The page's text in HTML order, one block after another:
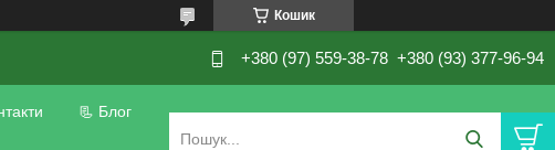
Кошик
+380 (97) 559-38-78 +380 (93) 377-96-94
📃 Блог